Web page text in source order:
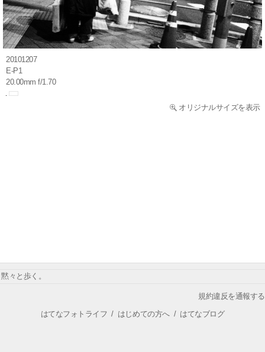
20101207
E-P1
20.00mm f/1.70
オリジナルサイズを表示
黙々と歩く。
規約違反を通報する
はてなフォトライフ / はじめての方へ/ はてなブログ